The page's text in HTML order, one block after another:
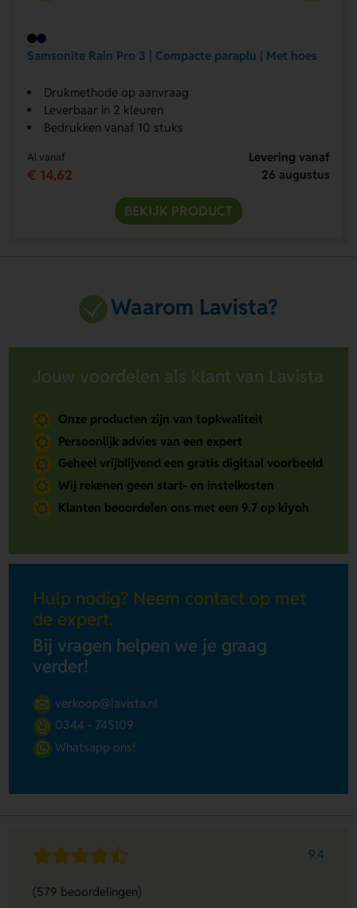
Samsonite Rain Pro 3 | Compacte paraplu | Met hoes
Drukmethode op aanvraag
Leverbaar in 2 kleuren
Bedrukken vanaf 10 stuks
Al vanaf
€ 14,62
Levering vanaf
26 augustus
BEKIJK PRODUCT
Waarom Lavista?
Jouw voordelen als klant van Lavista
Onze producten zijn van topkwaliteit
Persoonlijk advies van een expert
Geheel vrijblijvend een gratis digitaal voorbeeld
Wij rekenen geen start- en instelkosten
Klanten beoordelen ons met een 9.7 op kiyoh
Hulp nodig? Neem contact op met
de expert.
Bij vragen helpen we je graag
verder!
verkoop@lavista.nl
0344 - 745109
Whatsapp ons!
9.4
(579 beoordelingen)